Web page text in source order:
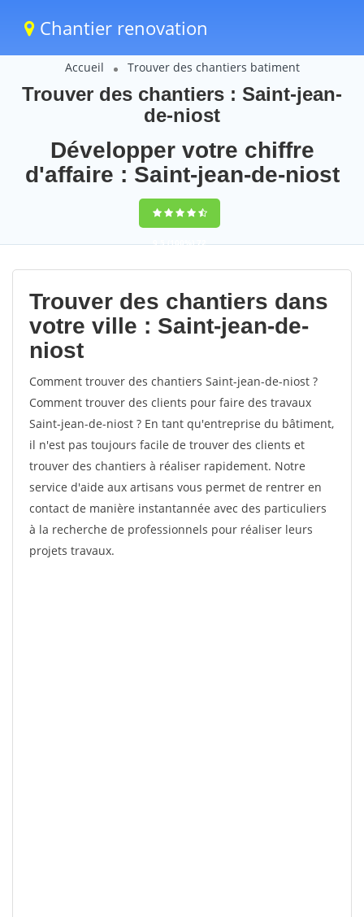
Chantier renovation
Accueil Trouver des chantiers batiment
Trouver des chantiers : Saint-jean-
de-niost
Développer votre chiffre
d'affaire : Saint-jean-de-niost
9,5(100%)72
votes
Trouver des chantiers dans
votre ville : Saint-jean-de-
niost
Comment trouver des chantiers Saint-jean-de-niost ?
Comment trouver des clients pour faire des travaux
Saint-jean-de-niost ? En tant qu'entreprise du bâtiment,
il n'est pas toujours facile de trouver des clients et
trouver des chantiers à réaliser rapidement. Notre
service d'aide aux artisans vous permet de rentrer en
contact de manière instantannée avec des particuliers
à la recherche de professionnels pour réaliser leurs
projets travaux.